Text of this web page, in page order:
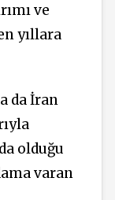
ve
yıllara
da İran
olduğu
varan